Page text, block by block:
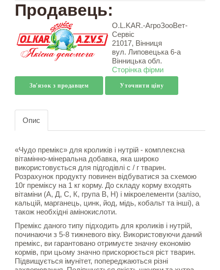
Продавець:
O.L.KAR.-АгроЗооВет-
Сервіс
21017, Вінниця
вул. Липовецька 6-а
Вінницька обл.
Сторінка фірми
Зв'язок з продавцем Уточнити ціну
Опис
«Чудо премікс» для кроликів і нутрій - комплексна
вітамінно-мінеральна добавка, яка широко
використовується для підгодівлі с / г тварин.
Розрахунок продукту повинен відбуватися за схемою
10г преміксу на 1 кг корму. До складу корму входять
вітаміни (А, Д, С, К, група В, Н) і мікроелементи (залізо,
кальцій, марганець, цинк, йод, мідь, кобальт та інші), а
також необхідні амінокислоти.
Премікс даного типу підходить для кроликів і нутрій,
починаючи з 5-8 тижневого віку. Використовуючи даний
премікс, ви гарантовано отримуєте значну економію
кормів, при цьому значно прискорюється ріст тварин.
Підвищується імунітет, попереджаються різні